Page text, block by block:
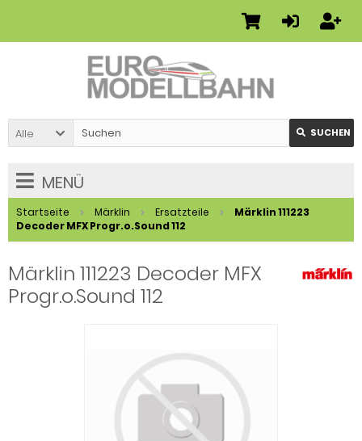
Alle SUCHEN
MENÜ
Startseite Märklin Ersatzteile
Märklin 111223
Decoder MFX Progr.o.Sound 112
Märklin 111223 Decoder MFX
Progr.o.Sound 112